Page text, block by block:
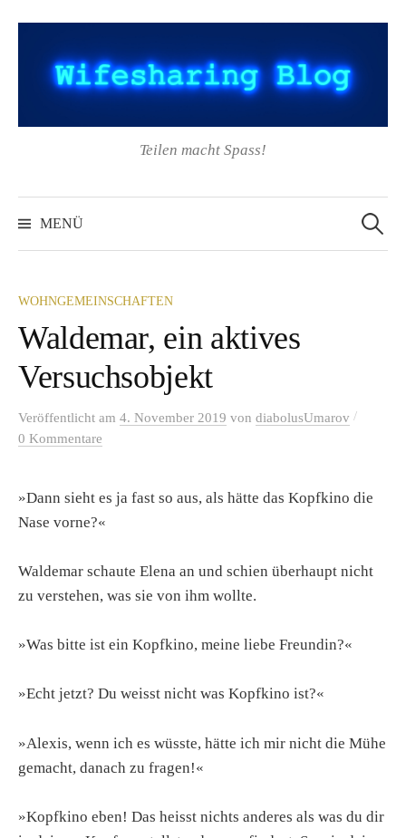
Inhalt
Teilen macht Spass!
MENÜ
nach:
WOHNGEMEINSCHAFTEN
Waldemar, ein aktives
Versuchsobjekt
Veröffentlicht am 4. November 2019 von diabolusUmarov /
0 Kommentare
»Dann sieht es ja fast so aus, als hätte das Kopfkino die
Nase vorne?«
Waldemar schaute Elena an und schien überhaupt nicht
zu verstehen, was sie von ihm wollte.
»Was bitte ist ein Kopfkino, meine liebe Freundin?«
»Echt jetzt? Du weisst nicht was Kopfkino ist?«
»Alexis, wenn ich es wüsste, hätte ich mir nicht die Mühe
gemacht, danach zu fragen!«
»Kopfkino eben! Das heisst nichts anderes als was du dir